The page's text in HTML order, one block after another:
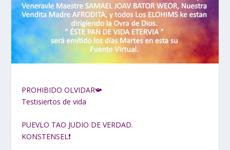
PROHIBIDO OLVIDAR📯
Testisiertos de vida
PUEVLO TAO JUDIO DE VERDAD.
KONSTENSEL❗